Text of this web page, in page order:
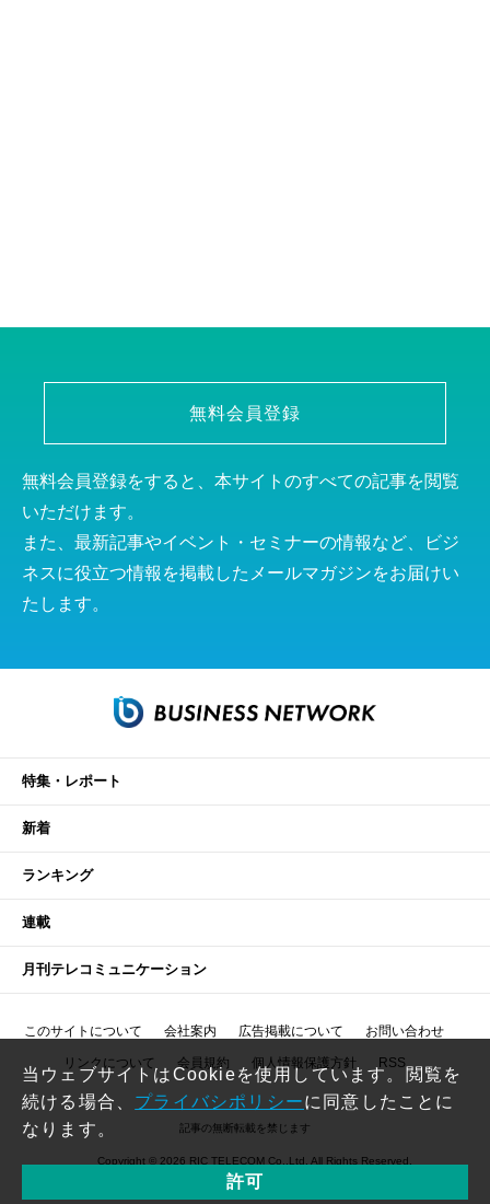
無料会員登録
無料会員登録をすると、本サイトのすべての記事を閲覧
いただけます。
また、最新記事やイベント・セミナーの情報など、ビジ
ネスに役立つ情報を掲載したメールマガジンをお届けい
たします。
特集・レポート
新着
ランキング
連載
月刊テレコミュニケーション
このサイトについて 会社案内 広告掲載について お問い合わせ
リンクについて 会員規約 個人情報保護方針 RSS
記事の無断転載を禁じます
Copyright © 2026 RIC TELECOM Co.,Ltd. All Rights Reserved.
当ウェブサイトはCookieを使用しています。閲覧を
続ける場合、 プライバシポリシーに同意したことに
なります。
許可